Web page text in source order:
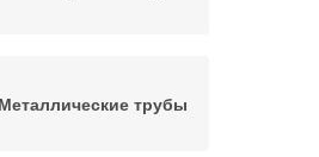
Металлические трубы